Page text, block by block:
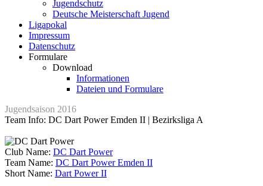
Jugendschutz
Deutsche Meisterschaft Jugend
Ligapokal
Impressum
Datenschutz
Formulare
Download
Informationen
Dateien und Formulare
Jugendsaison 2016
Team Info: DC Dart Power Emden II | Bezirksliga A
Club Name: DC Dart Power
Team Name: DC Dart Power Emden II
Short Name: Dart Power II